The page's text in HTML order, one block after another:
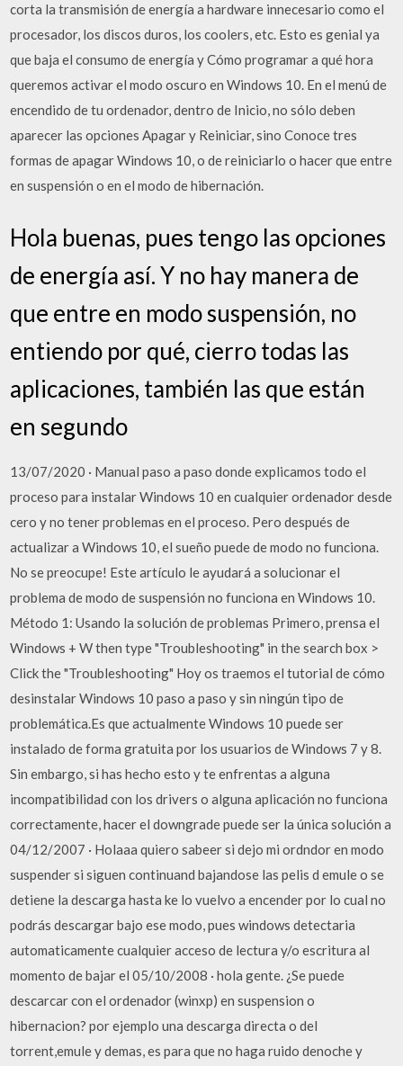
corta la transmisión de energía a hardware innecesario como el
procesador, los discos duros, los coolers, etc. Esto es genial ya
que baja el consumo de energía y Cómo programar a qué hora
queremos activar el modo oscuro en Windows 10. En el menú de
encendido de tu ordenador, dentro de Inicio, no sólo deben
aparecer las opciones Apagar y Reiniciar, sino Conoce tres
formas de apagar Windows 10, o de reiniciarlo o hacer que entre
en suspensión o en el modo de hibernación.
Hola buenas, pues tengo las opciones
de energía así. Y no hay manera de
que entre en modo suspensión, no
entiendo por qué, cierro todas las
aplicaciones, también las que están
en segundo
13/07/2020 · Manual paso a paso donde explicamos todo el
proceso para instalar Windows 10 en cualquier ordenador desde
cero y no tener problemas en el proceso. Pero después de
actualizar a Windows 10, el sueño puede de modo no funciona.
No se preocupe! Este artículo le ayudará a solucionar el
problema de modo de suspensión no funciona en Windows 10.
Método 1: Usando la solución de problemas Primero, prensa el
Windows + W then type "Troubleshooting" in the search box >
Click the "Troubleshooting" Hoy os traemos el tutorial de cómo
desinstalar Windows 10 paso a paso y sin ningún tipo de
problemática.Es que actualmente Windows 10 puede ser
instalado de forma gratuita por los usuarios de Windows 7 y 8.
Sin embargo, si has hecho esto y te enfrentas a alguna
incompatibilidad con los drivers o alguna aplicación no funciona
correctamente, hacer el downgrade puede ser la única solución a
04/12/2007 · Holaaa quiero sabeer si dejo mi ordndor en modo
suspender si siguen continuand bajandose las pelis d emule o se
detiene la descarga hasta ke lo vuelvo a encender por lo cual no
podrás descargar bajo ese modo, pues windows detectaria
automaticamente cualquier acceso de lectura y/o escritura al
momento de bajar el 05/10/2008 · hola gente. ¿Se puede
descarcar con el ordenador (winxp) en suspension o
hibernacion? por ejemplo una descarga directa o del
torrent,emule y demas, es para que no haga ruido denoche y